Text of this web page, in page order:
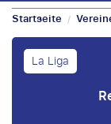
Startseite /
La Liga